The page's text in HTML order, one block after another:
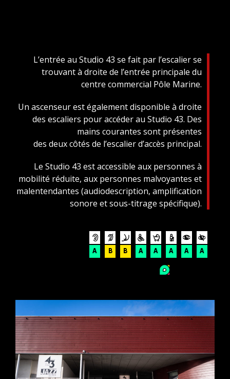
L’entrée au Studio 43 se fait par l’escalier se
trouvant à droite de l’entrée principale du
centre commercial Pôle Marine.
Un ascenseur est également disponible à droite
des escaliers pour accéder au Studio 43. Des
mains courantes sont présentes
des deux côtés de l’escalier d’accès principal.
Le Studio 43 est accessible aux personnes à
mobilité réduite, aux personnes malvoyantes et
malentendantes (audiodescription, amplification
sonore et sous-titrage spécifique).